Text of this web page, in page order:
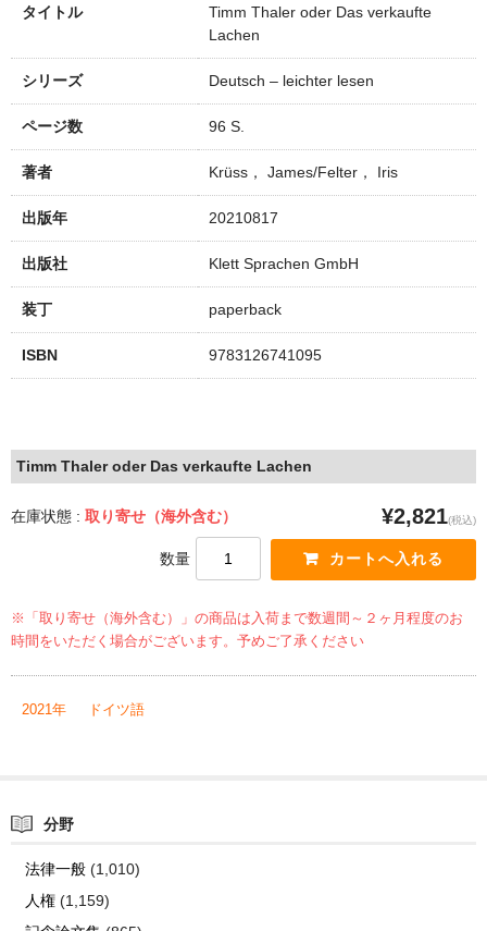
タイトル
Timm Thaler oder Das verkaufte
Lachen
シリーズ Deutsch – leichter lesen
ページ数 96 S.
著者 Krüss， James/Felter， Iris
出版年 20210817
出版社 Klett Sprachen GmbH
装丁 paperback
ISBN 9783126741095
Timm Thaler oder Das verkaufte Lachen
在庫状態 : 取り寄せ（海外含む） ¥2,821(税込)
数量
※「取り寄せ（海外含む）」の商品は入荷まで数週間～２ヶ月程度のお
時間をいただく場合がございます。予めご了承ください
2021年 ドイツ語
分野
法律一般(1,010)
人権(1,159)